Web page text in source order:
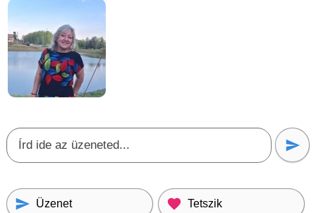
Üzenet Tetszik